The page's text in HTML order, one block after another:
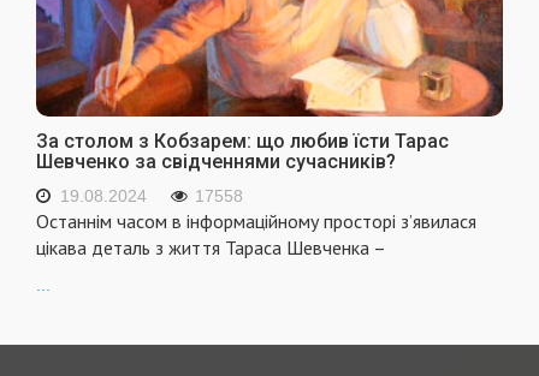
За столом з Кобзарем: що любив їсти Тарас
Шевченко за свідченнями сучасників?
19.08.2024 17558
Останнім часом в інформаційному просторі з’явилася
цікава деталь з життя Тараса Шевченка –